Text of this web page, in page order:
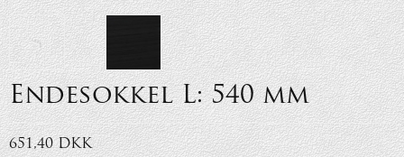
Endesokkel L: 540 mm
651,40 DKK